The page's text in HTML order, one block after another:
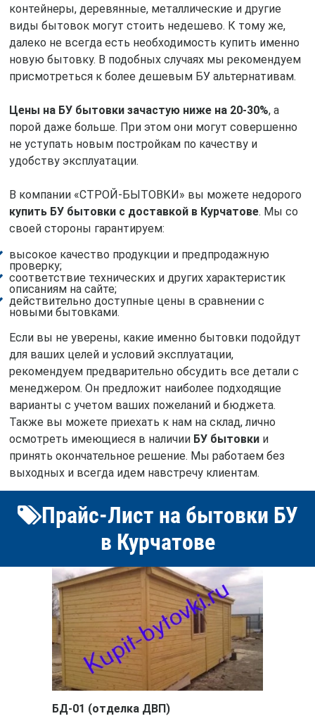
контейнеры, деревянные, металлические и другие
виды бытовок могут стоить недешево. К тому же,
далеко не всегда есть необходимость купить именно
новую бытовку. В подобных случаях мы рекомендуем
присмотреться к более дешевым БУ альтернативам.
Цены на БУ бытовки зачастую ниже на 20-30%, а
порой даже больше. При этом они могут совершенно
не уступать новым постройкам по качеству и
удобству эксплуатации.
В компании «СТРОЙ-БЫТОВКИ» вы можете недорого
купить БУ бытовки с доставкой в Курчатове. Мы со
своей стороны гарантируем:
высокое качество продукции и предпродажную
проверку;
соответствие технических и других характеристик
описаниям на сайте;
действительно доступные цены в сравнении с
новыми бытовками.
Если вы не уверены, какие именно бытовки подойдут
для ваших целей и условий эксплуатации,
рекомендуем предварительно обсудить все детали с
менеджером. Он предложит наиболее подходящие
варианты с учетом ваших пожеланий и бюджета.
Также вы можете приехать к нам на склад, лично
осмотреть имеющиеся в наличии БУ бытовкии
принять окончательное решение. Мы работаем без
выходных и всегда идем навстречу клиентам.
Прайс-Лист на бытовки БУ
в Курчатове
БД-01 (отделка ДВП)